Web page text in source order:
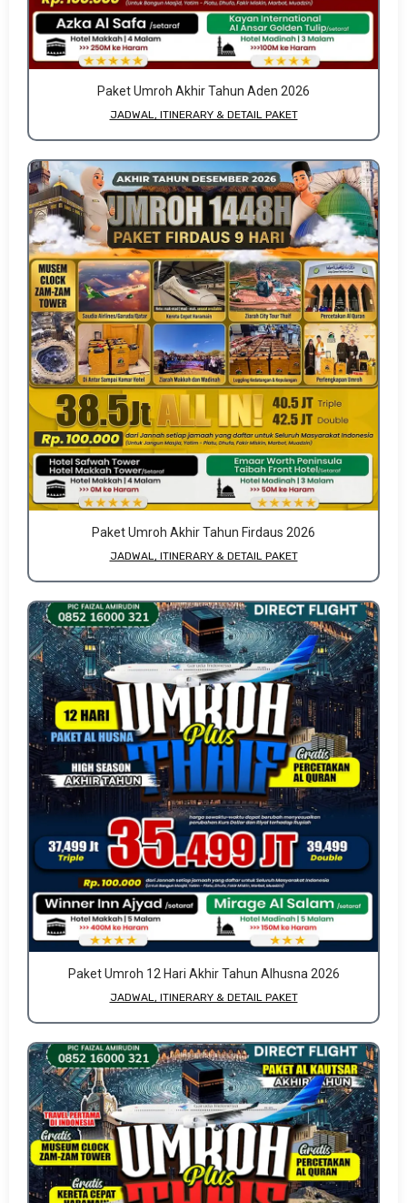
Paket Umroh Akhir Tahun Aden 2026
JADWAL, ITINERARY & DETAIL PAKET
Paket Umroh Akhir Tahun Firdaus 2026
JADWAL, ITINERARY & DETAIL PAKET
Paket Umroh 12 Hari Akhir Tahun Alhusna 2026
JADWAL, ITINERARY & DETAIL PAKET